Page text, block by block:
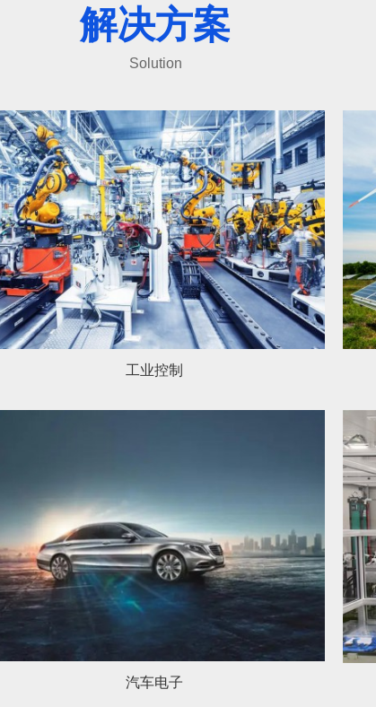
解决方案
Solution
工业控制
汽车电子